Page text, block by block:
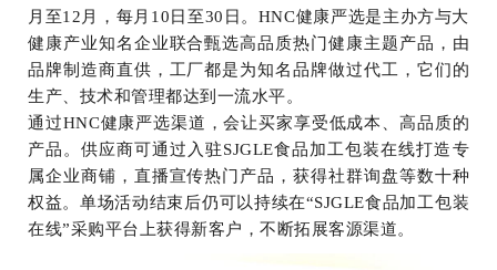
月至12月，每月10日至30日。HNC健康严选是主办方与大
健康产业知名企业联合甄选高品质热门健康主题产品，由
品牌制造商直供，工厂都是为知名品牌做过代工，它们的
生产、技术和管理都达到一流水平。
通过HNC健康严选渠道，会让买家享受低成本、高品质的
产品。供应商可通过入驻SJGLE食品加工包装在线打造专
属企业商铺，直播宣传热门产品，获得社群询盘等数十种
权益。单场活动结束后仍可以持续在“SJGLE食品加工包装
在线”采购平台上获得新客户，不断拓展客源渠道。